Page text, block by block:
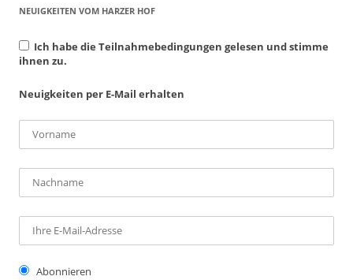
NEUIGKEITEN VOM HARZER HOF
Ich habe die Teilnahmebedingungen gelesen und stimme
ihnen zu.
Neuigkeiten per E-Mail erhalten
Abonnieren